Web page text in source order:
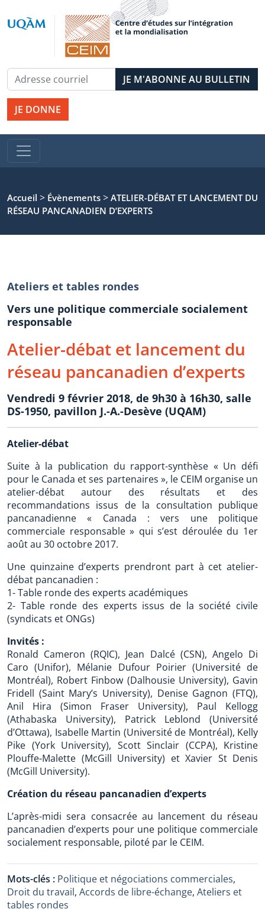
JE DONNE
Accueil > Évènements > ATELIER-DÉBAT ET LANCEMENT DU
RÉSEAU PANCANADIEN D’EXPERTS
Ateliers et tables rondes
Vers une politique commerciale socialement
responsable
Atelier-débat et lancement du
réseau pancanadien d’experts
Vendredi 9 février 2018, de 9h30 à 16h30, salle
DS-1950, pavillon J.-A.-Desève (UQAM)
Atelier-débat
Suite à la publication du rapport-synthèse « Un défi
pour le Canada et ses partenaires », le CEIM organise un
atelier-débat autour des résultats et des
recommandations issus de la consultation publique
pancanadienne « Canada : vers une politique
commerciale responsable » qui s’est déroulée du 1er
août au 30 octobre 2017.
Une quinzaine d’experts prendront part à cet atelier-
débat pancanadien :
1- Table ronde des experts académiques
2- Table ronde des experts issus de la société civile
(syndicats et ONGs)
Invités :
Ronald Cameron (RQIC), Jean Dalcé (CSN), Angelo Di
Caro (Unifor), Mélanie Dufour Poirier (Université de
Montréal), Robert Finbow (Dalhousie University), Gavin
Fridell (Saint Mary’s University), Denise Gagnon (FTQ),
Anil Hira (Simon Fraser University), Paul Kellogg
(Athabaska University), Patrick Leblond (Université
d’Ottawa), Isabelle Martin (Université de Montréal), Kelly
Pike (York University), Scott Sinclair (CCPA), Kristine
Plouffe-Malette (McGill University) et Xavier St Denis
(McGill University).
Création du réseau pancanadien d’experts
L’après-midi sera consacrée au lancement du réseau
pancanadien d’experts pour une politique commerciale
socialement responsable, piloté par le CEIM.
Mots-clés : Politique et négociations commerciales,
Droit du travail, Accords de libre-échange, Ateliers et
tables rondes